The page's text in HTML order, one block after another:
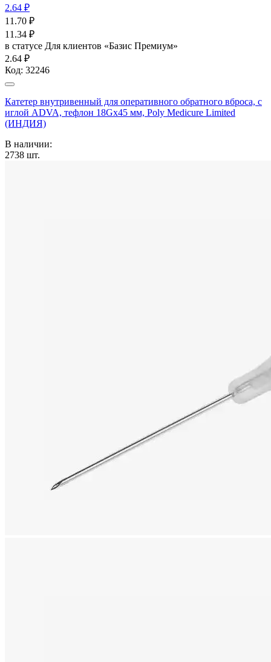
2.64 ₽
11.70 ₽
11.34 ₽
в статусе Для клиентов «Базис Премиум»
2.64 ₽
Код: 32246
Катетер внутривенный для оперативного обратного вброса, с
иглой ADVA, тефлон 18Gx45 мм, Poly Medicure Limited
(ИНДИЯ)
В наличии:
2738 шт.